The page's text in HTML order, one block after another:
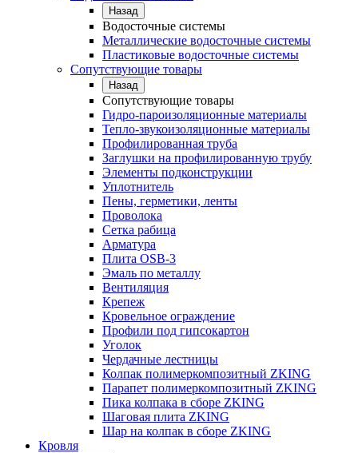
Назад
Водосточные системы
Металлические водосточные системы
Пластиковые водосточные системы
Сопутствующие товары
Назад
Сопутствующие товары
Гидро-пароизоляционные материалы
Тепло-звукоизоляционные материалы
Профилированная труба
Заглушки на профилированную трубу
Элементы подконструкции
Уплотнитель
Пены, герметики, ленты
Проволока
Сетка рабица
Арматура
Плита OSB-3
Эмаль по металлу
Вентиляция
Крепеж
Кровельное ограждение
Профили под гипсокартон
Уголок
Чердачные лестницы
Колпак полимеркомпозитный ZKING
Парапет полимеркомпозитный ZKING
Пика колпака в сборе ZKING
Шаговая плита ZKING
Шар на колпак в сборе ZKING
Кровля